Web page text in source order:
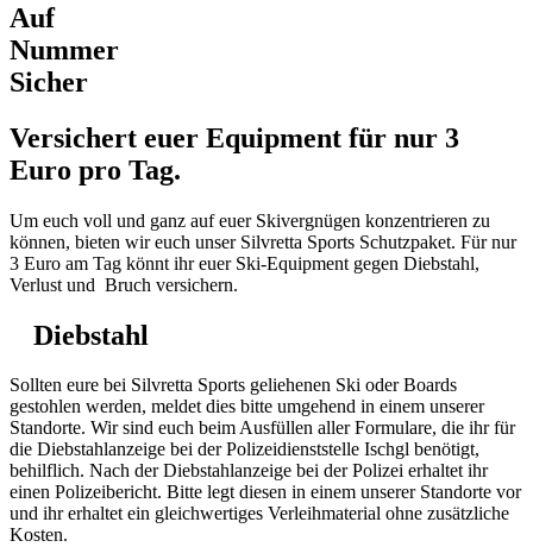
Auf
Nummer
Sicher
Versichert euer Equipment für nur 3
Euro pro Tag.
Um euch voll und ganz auf euer Skivergnügen konzentrieren zu
können, bieten wir euch unser Silvretta Sports Schutzpaket. Für nur
3 Euro am Tag könnt ihr euer Ski-Equipment gegen Diebstahl,
Verlust und Bruch versichern.
Diebstahl
Sollten eure bei Silvretta Sports geliehenen Ski oder Boards
gestohlen werden, meldet dies bitte umgehend in einem unserer
Standorte. Wir sind euch beim Ausfüllen aller Formulare, die ihr für
die Diebstahlanzeige bei der Polizeidienststelle Ischgl benötigt,
behilflich. Nach der Diebstahlanzeige bei der Polizei erhaltet ihr
einen Polizeibericht. Bitte legt diesen in einem unserer Standorte vor
und ihr erhaltet ein gleichwertiges Verleihmaterial ohne zusätzliche
Kosten.